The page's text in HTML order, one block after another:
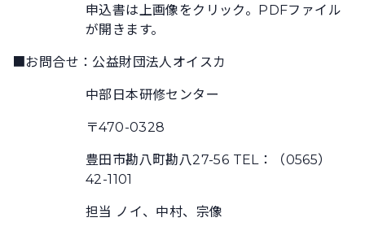
申込書は上画像をクリック。PDFファイル
が開きます。
■お問合せ：公益財団法人オイスカ
中部日本研修センター
〒470-0328
豊田市勘八町勘八27-56 TEL：（0565）
42-1101
担当 ノイ、中村、宗像